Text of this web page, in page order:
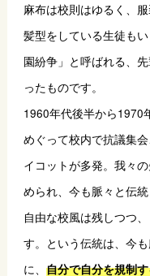
麻布は校則はゆるく、
髪型をしている生徒も
園紛争」と呼ばれる、
ったものです。
1960年代後半から1970
めぐって校内で抗議集
イコットが多発。我々
められ、今も脈々と伝
自由な校風は残しつつ
す。という伝統は、今
に、 自分で自分を規制